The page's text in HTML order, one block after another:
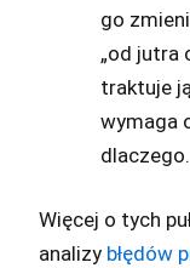
go
„od jutra
traktuje
wymaga
dlaczego.
Więcej o tych
analizy błędów